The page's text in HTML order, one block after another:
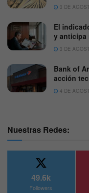
3 DE
El
y anticipa
3 DE
Bank of
acción
4 DE
Nuestras Redes:
49.6k
Followers